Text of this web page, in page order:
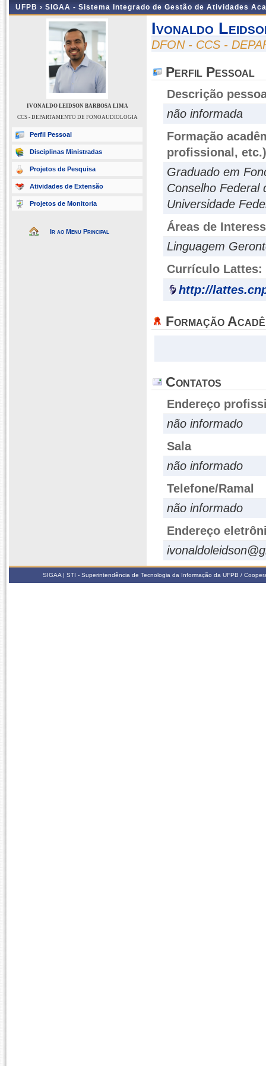
UFPB › SIGAA - Sistema Integrado de Gestão de Atividades
IVONALDO LEIDSON BARBOSA LIMA
CCS - DEPARTAMENTO DE FONOAUDIOLOGIA
Perfil Pessoal
Disciplinas Ministradas
Projetos de Pesquisa
Atividades de Extensão
Projetos de Monitoria
Ir ao Menu Principal
Ivonaldo
DFON - CCS -
Perfil Pessoal
Descrição
não informada
Formação
profissional, etc.)
Graduado em
Conselho Federal
Universidade
Áreas de
Linguagem
Currículo Lattes:
http://
Formação
Contatos
Endereço
não informado
Sala
não informado
Telefone/Ramal
não informado
Endereço
SIGAA | STI - Superintendência de Tecnologia da Informação da UFPB /